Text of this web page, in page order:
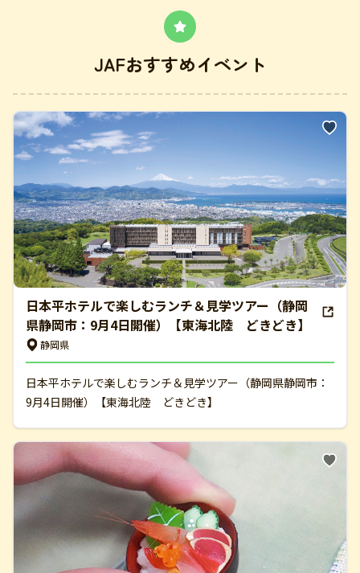
JAFおすすめイベント
日本平ホテルで楽しむランチ＆見学ツアー（静岡
県静岡市：9月4日開催）【東海北陸 どきどき】
静岡県
日本平ホテルで楽しむランチ＆見学ツアー（静岡県静岡市：
9月4日開催）【東海北陸 どきどき】